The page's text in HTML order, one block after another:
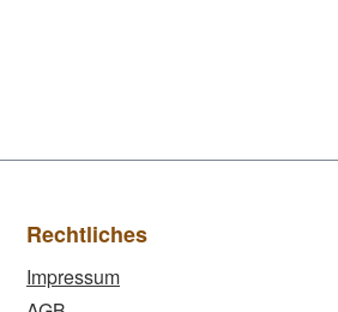
Rechtliches
Impressum